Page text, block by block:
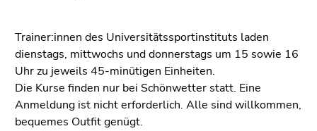
Seiteneinstellungen
(Benutzer/Sprache)
(Zugriffstaste
8)
Zur
Suche
Trainer:innen des Universitätssportinstituts laden
dienstags, mittwochs und donnerstags um 15 sowie 16
Uhr zu jeweils 45-minütigen Einheiten.
Die Kurse finden nur bei Schönwetter statt. Eine
Anmeldung ist nicht erforderlich. Alle sind willkommen,
bequemes Outfit genügt.